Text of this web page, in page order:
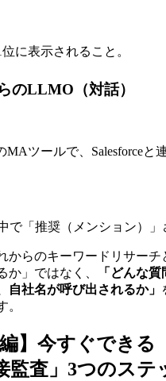
に表示されること。
のLLMO（対話）
MAツールで、Salesforceと
で「推奨（メンション）」
からのキーワードリサーチ
か」ではなく、
「どんな
自社名が呼び出されるか」
。
編】今すぐできる
監査」3つのステ